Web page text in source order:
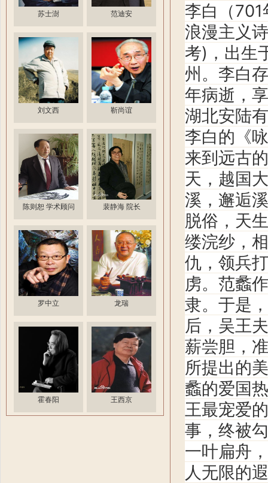
苏士澍 范迪安
刘文西 靳尚谊
陈则恕 学术顾问 裴静海 院长
罗中立 龙瑞
霍春阳 王西京
李白（
浪漫主义
考)，出生
州。李白
年病逝，
湖北安陆
李白 的《
来到远古
天，越国
溪，邂逅
脱俗，天
缕浣纱，
仇，领兵
虏。范蠡
隶。于是
后，吴王
薪尝胆，
所提出的
蠡的爱国
王最宠爱
事，终被
一叶扁舟
人无限的